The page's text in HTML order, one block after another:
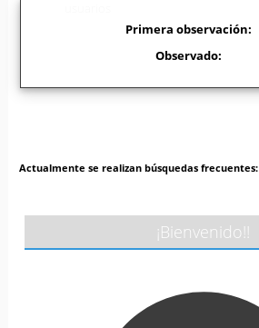
Primera observación:
Observado:
Actualmente se realizan búsquedas frecuentes:
¡Bienvenido!!